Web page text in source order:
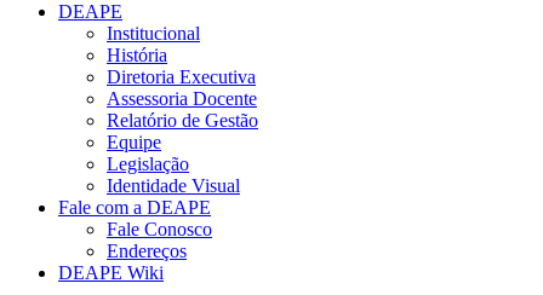
DEAPE
Institucional
História
Diretoria Executiva
Assessoria Docente
Relatório de Gestão
Equipe
Legislação
Identidade Visual
Fale com a DEAPE
Fale Conosco
Endereços
DEAPE Wiki